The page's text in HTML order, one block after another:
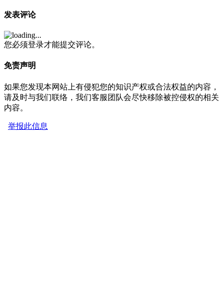
发表评论
您必须登录才能提交评论。
免责声明
如果您发现本网站上有侵犯您的知识产权或合法权益的内容，
请及时与我们联络，我们客服团队会尽快移除被控侵权的相关
内容。
举报此信息